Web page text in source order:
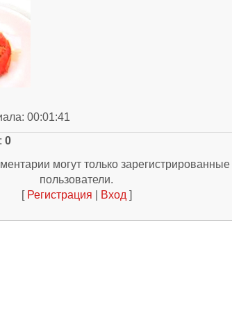
: 00:01:41
: 0
могут только зарегистрированные
пользователи.
[ Регистрация Вход ]